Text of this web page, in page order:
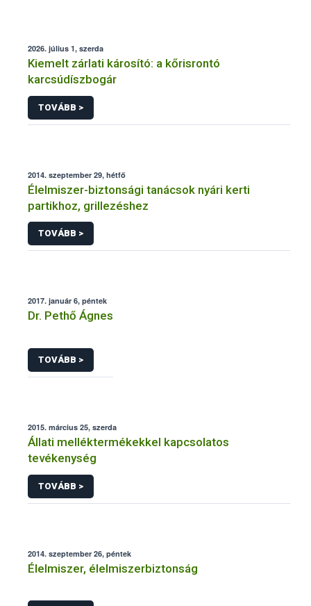
2026. július 1, szerda
Kiemelt zárlati károsító: a kőrisrontó
karcsúdíszbogár
TOVÁBB >
2014. szeptember 29, hétfő
Élelmiszer-biztonsági tanácsok nyári kerti
partikhoz, grillezéshez
TOVÁBB >
2017. január 6, péntek
Dr. Pethő Ágnes
TOVÁBB >
2015. március 25, szerda
Állati melléktermékekkel kapcsolatos
tevékenység
TOVÁBB >
2014. szeptember 26, péntek
Élelmiszer, élelmiszerbiztonság